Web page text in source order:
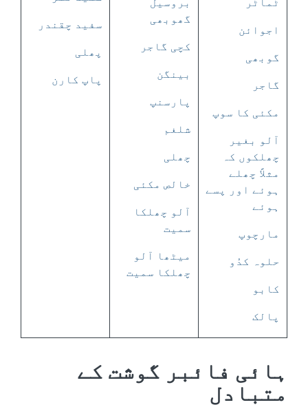
اجوائن
گوبھی
گاجر
مکئی کا سوپ
آلو بغیر
چھلکوں کہ
مثلاً چھلے
ہوئے اور پسے
ہوئے
مارچوپ
حلوہ کدُو
کابو
پالک
گھوبھی
کچی گاجر
بینگن
پارسنپ
شلغم
چھلی
خالص مکئی
آلو چھلکا
سمیت
میٹھا آلو
چھلکا سمیت
سفید چقندر
پھلی
پاپ کارن
ہائی فائبر گوشت کے
متبادل